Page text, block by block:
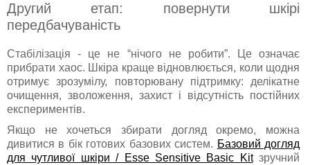
Другий етап: повернути шкірі
передбачуваність
Стабілізація - це не “нічого не робити”. Це означає
прибрати хаос. Шкіра краще відновлюється, коли щодня
отримує зрозумілу, повторювану підтримку: делікатне
очищення, зволоження, захист і відсутність постійних
експериментів.
Якщо не хочеться збирати догляд окремо, можна
дивитися в бік готових базових систем. Базовий догляд
для чутливої шкіри / Esse Sensitive Basic Kitзручний